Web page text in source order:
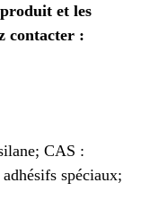
et les
contacter :
CAS :
spéciaux;